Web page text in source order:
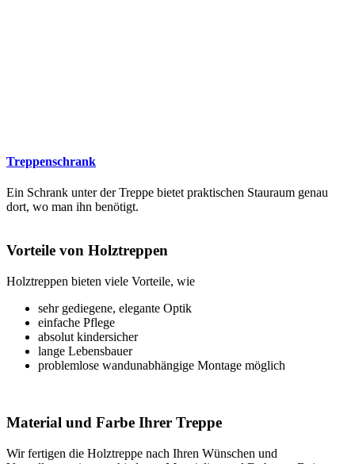
Treppenschrank
Ein Schrank unter der Treppe bietet praktischen Stauraum genau
dort, wo man ihn benötigt.
Vorteile von Holztreppen
Holztreppen bieten viele Vorteile, wie
sehr gediegene, elegante Optik
einfache Pflege
absolut kindersicher
lange Lebensbauer
problemlose wandunabhängige Montage möglich
Material und Farbe Ihrer Treppe
Wir fertigen die Holztreppe nach Ihren Wünschen und